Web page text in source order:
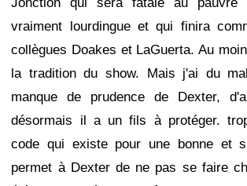
vraiment lourdingue et qui finira
collègues Doakes et LaGuerta. Au
la tradition du show. Mais j'ai du
manque de prudence de Dexter,
désormais il a un fils à protéger.
code qui existe pour une bonne et
permet à Dexter de ne pas se faire